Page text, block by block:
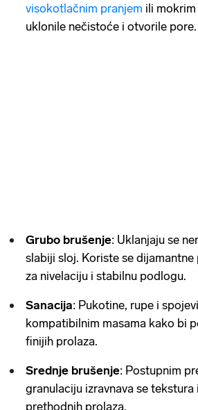
visokotlačnim pranjem ili
uklonile nečistoće i otvorile pore.
Grubo brušenje: Uklanjaju se
slabiji sloj. Koriste se
za nivelaciju i stabilnu podlogu.
Sanacija: Pukotine, rupe i
kompatibilnim masama kako bi
finijih prolaza.
Srednje brušenje: Postupnim
granulaciju izravnava se tekstura
prethodnih prolaza.